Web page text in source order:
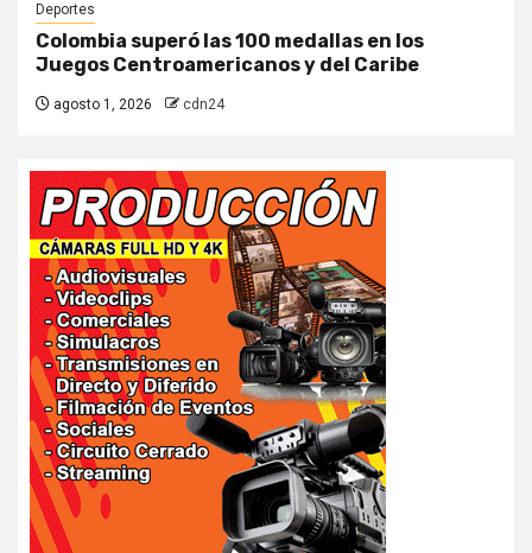
Deportes
Colombia superó las 100 medallas en los
Juegos Centroamericanos y del Caribe
agosto 1, 2026 cdn24